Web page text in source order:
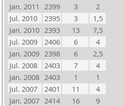
Jan. 2011 2399 3
2
Jul. 2010
2395 3
1,5
Jan. 2010 2393 13
7,5
Jul. 2009
2406 6
4
Jan. 2009 2398 6
2,5
Jul. 2008
2403 7
4
Jan. 2008 2403 1
1
Jul. 2007
2401 11
4
Jan. 2007 2414 16
9